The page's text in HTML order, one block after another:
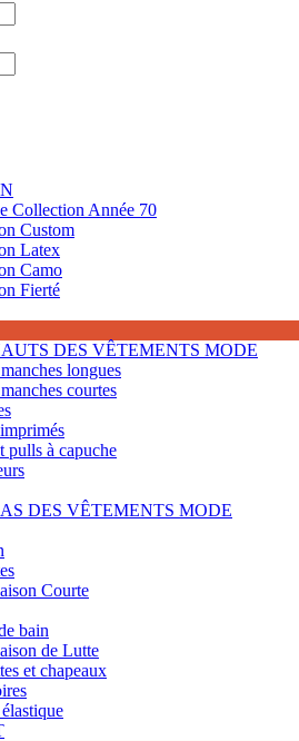
Collection Année 70
Custom
Latex
Camo
Fierté
DES VÊTEMENTS MODE
longues
courtes
pulls à capuche
DES VÊTEMENTS MODE
Courte
bain
de Lutte
et chapeaux